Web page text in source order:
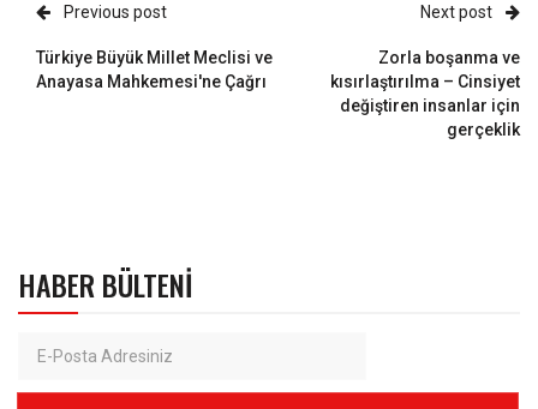
Previous post
Türkiye Büyük Millet Meclisi ve
Anayasa Mahkemesi'ne Çağrı
Next post
Zorla boşanma ve
kısırlaştırılma – Cinsiyet
değiştiren insanlar için
gerçeklik
HABER BÜLTENI